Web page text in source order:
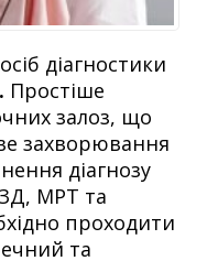
діагностики
. Простіше
залоз, що
захворювання
діагнозу
МРТ та
проходити
та